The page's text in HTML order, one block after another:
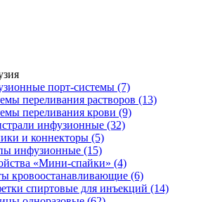
порт-системы (7)
переливания растворов (13)
переливания крови (9)
инфузионные (32)
и коннекторы (5)
инфузионные (15)
«Мини-спайки» (4)
кровоостанавливающие (6)
спиртовые для инъекций (14)